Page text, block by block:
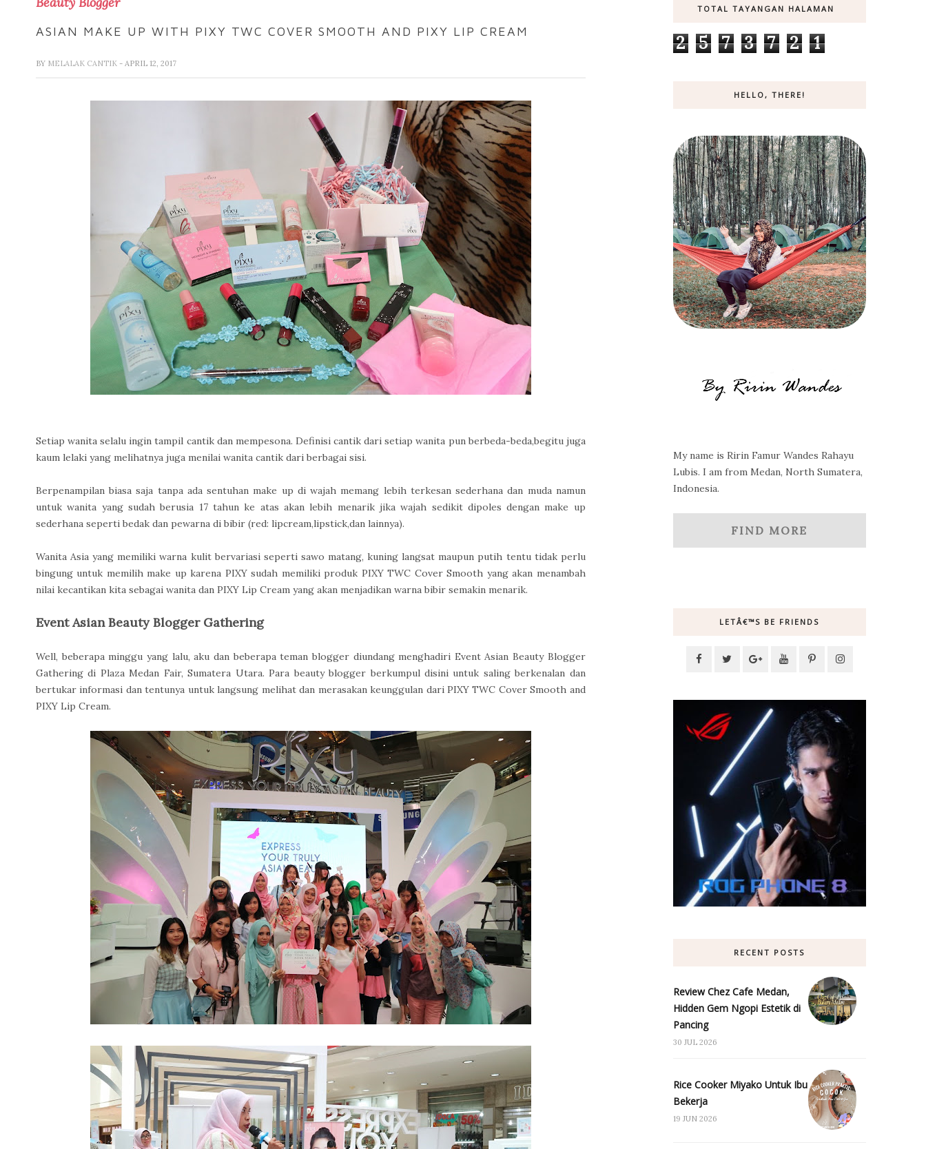
ASIAN MAKE UP WITH PIXY TWC COVER SMOOTH AND PIXY LIP CREAM
BY MELALAK CANTIK - APRIL 12, 2017
Setiap wanita selalu ingin tampil cantik dan mempesona. Definisi cantik dari setiap wanita pun berbeda-beda,begitu juga
kaum lelaki yang melihatnya juga menilai wanita cantik dari berbagai sisi.
Berpenampilan biasa saja tanpa ada sentuhan make up di wajah memang lebih terkesan sederhana dan muda namun
untuk wanita yang sudah berusia 17 tahun ke atas akan lebih menarik jika wajah sedikit dipoles dengan make up
sederhana seperti bedak dan pewarna di bibir (red: lipcream,lipstick,dan lainnya).
Wanita Asia yang memiliki warna kulit bervariasi seperti sawo matang, kuning langsat maupun putih tentu tidak perlu
bingung untuk memilih make up karena PIXY sudah memiliki produk PIXY TWC Cover Smooth yang akan menambah
nilai kecantikan kita sebagai wanita dan PIXY Lip Cream yang akan menjadikan warna bibir semakin menarik.
Event Asian Beauty Blogger Gathering
Well, beberapa minggu yang lalu, aku dan beberapa teman blogger diundang menghadiri Event Asian Beauty Blogger
Gathering di Plaza Medan Fair, Sumatera Utara. Para beauty blogger berkumpul disini untuk saling berkenalan dan
bertukar informasi dan tentunya untuk langsung melihat dan merasakan keunggulan dari PIXY TWC Cover Smooth and
PIXY Lip Cream.
TOTAL TAYANGAN HALAMAN
2 5 7 3 7 2 1
HELLO, THERE!
My name is Ririn Famur Wandes Rahayu
Lubis. I am from Medan, North Sumatera,
Indonesia.
FIND MORE
LETÂ€™S BE FRIENDS
RECENT POSTS
Review Chez Cafe Medan,
Hidden Gem Ngopi Estetik di
Pancing
30 JUL 2026
Rice Cooker Miyako Untuk Ibu
Bekerja
19 JUN 2026